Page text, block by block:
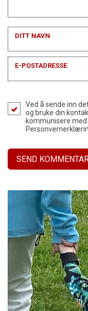
DITT NAVN
E-POSTADRESSE
Ved å sende inn
og bruke din
kommunisere